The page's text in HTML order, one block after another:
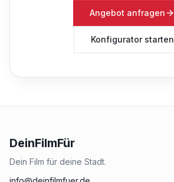
Angebot anfragen
Konfigurator starten
DeinFilmFür
Dein Film für deine Stadt.